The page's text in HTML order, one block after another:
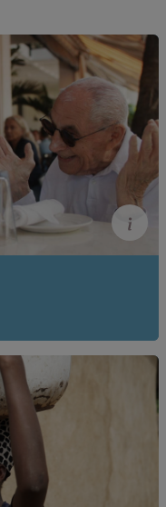
Fotos und Bildern
für junge
80 Jahren
mit ihrer Geschichte
Erinnerung, Hoffnung